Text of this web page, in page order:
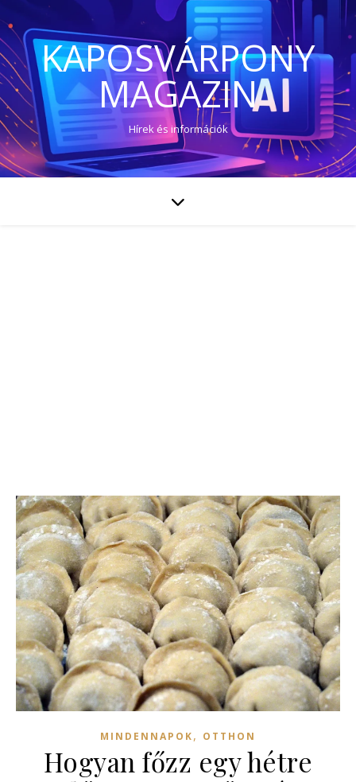
KAPOSVÁRPONY
MAGAZIN
Hírek és információk
MINDENNAPOK, OTTHON
Hogyan főzz egy hétre